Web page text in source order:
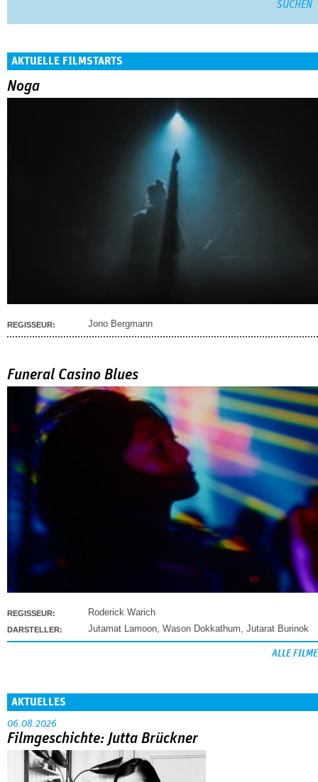
AKTUELLE FILMSTARTS
Noga
REGISSEUR: Jono Bergmann
Funeral Casino Blues
REGISSEUR: Roderick Warich
DARSTELLER: Jutamat Lamoon, Wason Dokkathum, Jutarat Burinok
ALLE FILME
AKTUELLES
06.08.2026
Filmgeschichte: Jutta Brückner